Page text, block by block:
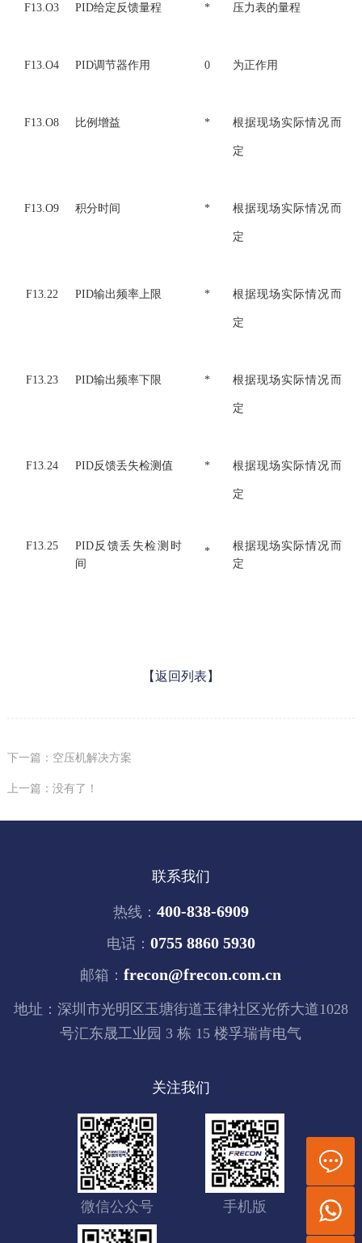
F13.O3 PID给定反馈量程 * 压力表的量程
F13.O4 PID调节器作用 0 为正作用
F13.O8 比例增益 * 根据现场实际情况而
定
F13.O9 积分时间 * 根据现场实际情况而
定
F13.22 PID输出频率上限 * 根据现场实际情况而
定
F13.23 PID输出频率下限 * 根据现场实际情况而
定
F13.24 PID反馈丢失检测值 * 根据现场实际情况而
定
F13.25
PID反馈丢失检测时
间
*
根据现场实际情况而
定
【返回列表】
下一篇：空压机解决方案
上一篇：没有了！
联系我们
热线： 400-838-6909
电话： 0755 8860 5930
邮箱：frecon@frecon.com.cn
地址：深圳市光明区玉塘街道玉律社区光侨大道1028
号汇东晟工业园 3 栋 15 楼孚瑞肯电气
关注我们
微信公众号 手机版